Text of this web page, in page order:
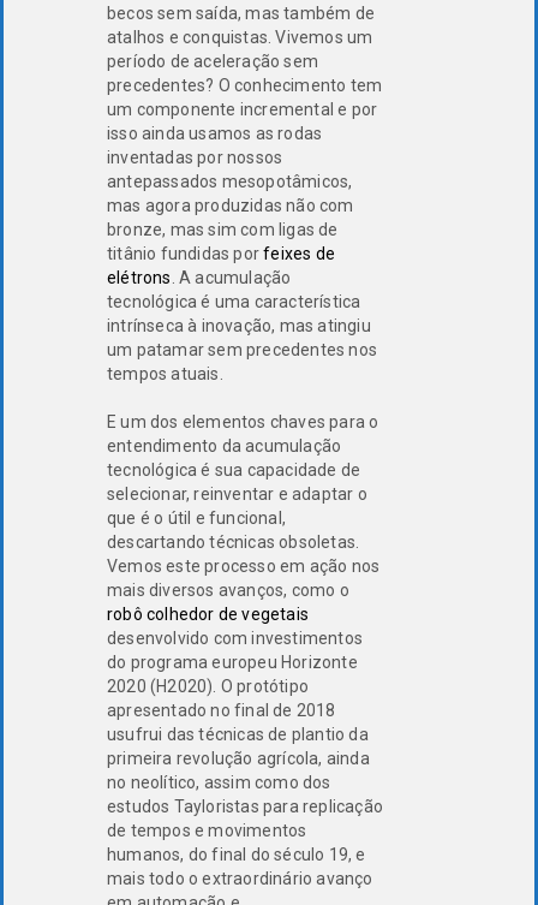
becos sem saída, mas também de
atalhos e conquistas. Vivemos um
período de aceleração sem
precedentes? O conhecimento tem
um componente incremental e por
isso ainda usamos as rodas
inventadas por nossos
antepassados mesopotâmicos,
mas agora produzidas não com
bronze, mas sim com ligas de
titânio fundidas porfeixes de
elétrons . A acumulação
tecnológica é uma característica
intrínseca à inovação, mas atingiu
um patamar sem precedentes nos
tempos atuais.
E um dos elementos chaves para o
entendimento da acumulação
tecnológica é sua capacidade de
selecionar, reinventar e adaptar o
que é o útil e funcional,
descartando técnicas obsoletas.
Vemos este processo em ação nos
mais diversos avanços, como o
robô colhedor de vegetais
desenvolvido com investimentos
do programa europeu Horizonte
2020 (H2020). O protótipo
apresentado no final de 2018
usufrui das técnicas de plantio da
primeira revolução agrícola, ainda
no neolítico, assim como dos
estudos Tayloristas para replicação
de tempos e movimentos
humanos, do final do século 19, e
mais todo o extraordinário avanço